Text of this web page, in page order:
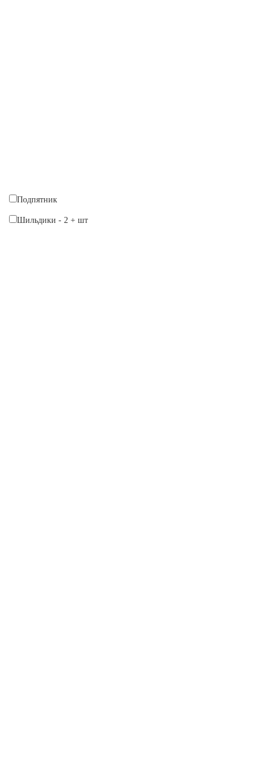
Подпятник
Шильдики - 2 + шт